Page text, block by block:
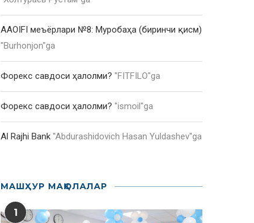
AAOIFI меъёрлари №8: Муробаҳа (биринчи қисм)
"Burhonjon"ga
Форекс савдоси ҳалолми? "FITFILO"ga
Форекс савдоси ҳалолми? "ismoil"ga
Al Rajhi Bank "Abdurashidovich Hasan Yuldashev"ga
МАШҲУР МАҚОЛАЛАР
1